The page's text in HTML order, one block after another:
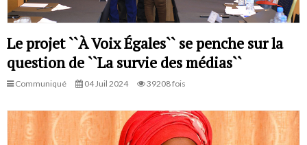
Le projet ``À Voix Égales`` se penche sur la
question de ``La survie des médias``
Communiqué 04 Juil 2024 39208 fois